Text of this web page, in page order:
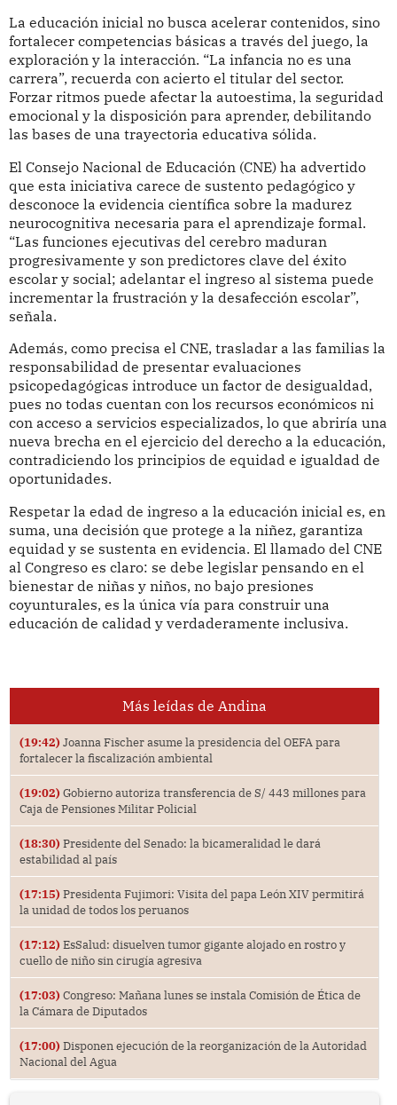
La educación inicial no busca acelerar contenidos, sino
fortalecer competencias básicas a través del juego, la
exploración y la interacción. “La infancia no es una
carrera”, recuerda con acierto el titular del sector.
Forzar ritmos puede afectar la autoestima, la seguridad
emocional y la disposición para aprender, debilitando
las bases de una trayectoria educativa sólida.
El Consejo Nacional de Educación (CNE) ha advertido
que esta iniciativa carece de sustento pedagógico y
desconoce la evidencia científica sobre la madurez
neurocognitiva necesaria para el aprendizaje formal.
“Las funciones ejecutivas del cerebro maduran
progresivamente y son predictores clave del éxito
escolar y social; adelantar el ingreso al sistema puede
incrementar la frustración y la desafección escolar”,
señala.
Además, como precisa el CNE, trasladar a las familias la
responsabilidad de presentar evaluaciones
psicopedagógicas introduce un factor de desigualdad,
pues no todas cuentan con los recursos económicos ni
con acceso a servicios especializados, lo que abriría una
nueva brecha en el ejercicio del derecho a la educación,
contradiciendo los principios de equidad e igualdad de
oportunidades.
Respetar la edad de ingreso a la educación inicial es, en
suma, una decisión que protege a la niñez, garantiza
equidad y se sustenta en evidencia. El llamado del CNE
al Congreso es claro: se debe legislar pensando en el
bienestar de niñas y niños, no bajo presiones
coyunturales, es la única vía para construir una
educación de calidad y verdaderamente inclusiva.
Más leídas de Andina
(19:42) Joanna Fischer asume la presidencia del OEFA para
fortalecer la fiscalización ambiental
(19:02) Gobierno autoriza transferencia de S/ 443 millones para
Caja de Pensiones Militar Policial
(18:30) Presidente del Senado: la bicameralidad le dará
estabilidad al país
(17:15) Presidenta Fujimori: Visita del papa León XIV permitirá
la unidad de todos los peruanos
(17:12) EsSalud: disuelven tumor gigante alojado en rostro y
cuello de niño sin cirugía agresiva
(17:03) Congreso: Mañana lunes se instala Comisión de Ética de
la Cámara de Diputados
(17:00) Disponen ejecución de la reorganización de la Autoridad
Nacional del Agua